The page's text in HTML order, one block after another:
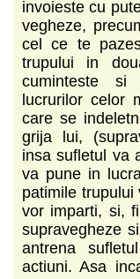
invoieste cu
vegheze,
cel ce te
trupului in
cuminteste si
lucrurilor celor
care se
grija lui,
insa sufletul va
va pune in
patimile
vor imparti, si,
supravegheze
antrena
actiuni. Asa